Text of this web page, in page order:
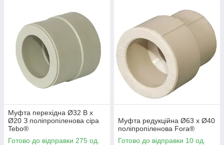
Муфта перехідна Ø32 В х
Ø20 З поліпропіленова сіра
Tebo®
Готово до відправки 275 од.
Муфта редукційна Ø63 х Ø40
поліпропіленова Fora®
Готово до відправки 10 од.